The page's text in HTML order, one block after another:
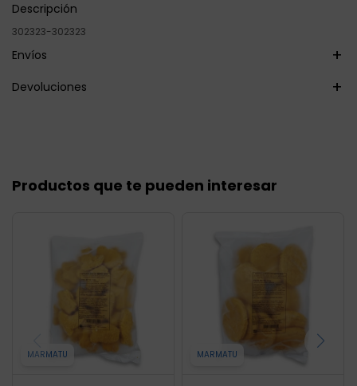
Descripción
302323-302323
Envíos
Devoluciones
Productos que te pueden interesar
MARMATU MARMATU